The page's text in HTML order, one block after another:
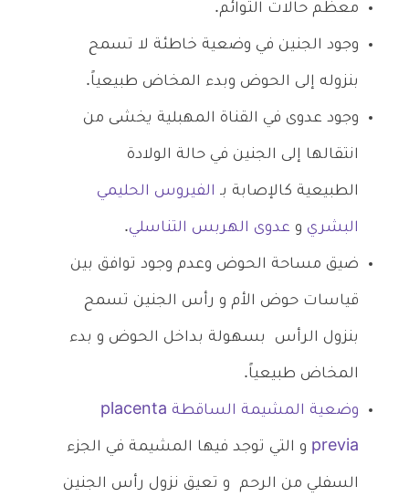
معظم حالات التوائم.
وجود الجنين في وضعية خاطئة لا تسمح
بنزوله إلى الحوض وبدء المخاض طبيعياً.
وجود عدوى في القناة المهبلية يخشى من
انتقالها إلى الجنين في حالة الولادة
الطبيعية كالإصابة بـ الفيروس الحليمي
البشري و عدوى الهربس التناسلي.
ضيق مساحة الحوض وعدم وجود توافق بين
قياسات حوض الأم و رأس الجنين تسمح
بنزول الرأس بسهولة بداخل الحوض و بدء
المخاض طبيعياً.
وضعية المشيمة الساقطة placenta
previa و التي توجد فيها المشيمة في الجزء
السفلي من الرحم و تعيق نزول رأس الجنين